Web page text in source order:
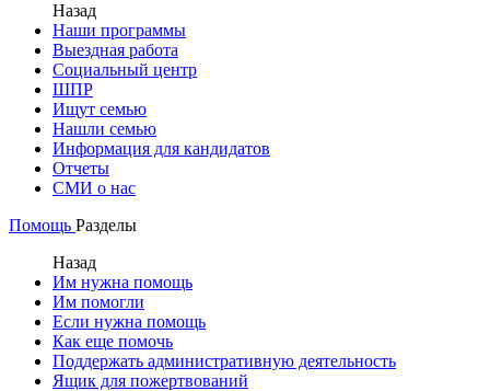
Назад
Наши программы
Выездная работа
Социальный центр
ШПР
Ищут семью
Нашли семью
Информация для кандидатов
Отчеты
СМИ о нас
Помощь Разделы
Назад
Им нужна помощь
Им помогли
Если нужна помощь
Как еще помочь
Поддержать административную деятельность
Ящик для пожертвований